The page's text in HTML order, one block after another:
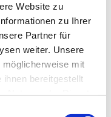
Website zu
zu Ihrer
Partner für
weiter. Unsere
mit
bereitgestellt